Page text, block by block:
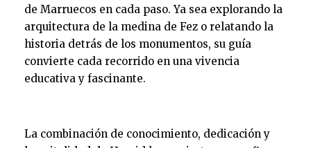
de Marruecos en cada paso. Ya sea explorando la
arquitectura de la medina de Fez o relatando la
historia detrás de los monumentos, su guía
convierte cada recorrido en una vivencia
educativa y fascinante.
La combinación de conocimiento, dedicación y